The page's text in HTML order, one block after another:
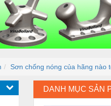
Sơn chống nóng của hãng nào
DANH MỤC SẢN